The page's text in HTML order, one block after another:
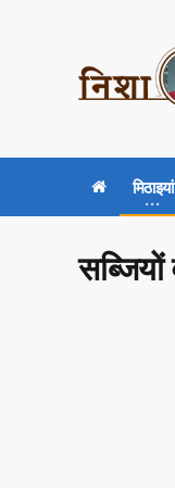
मिठाइयां